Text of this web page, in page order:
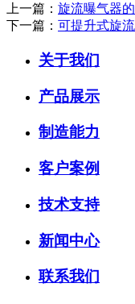
上一篇： 旋流曝气器
下一篇： 可提升式旋
关于我们
产品展示
制造能力
客户案例
技术支持
新闻中心
联系我们